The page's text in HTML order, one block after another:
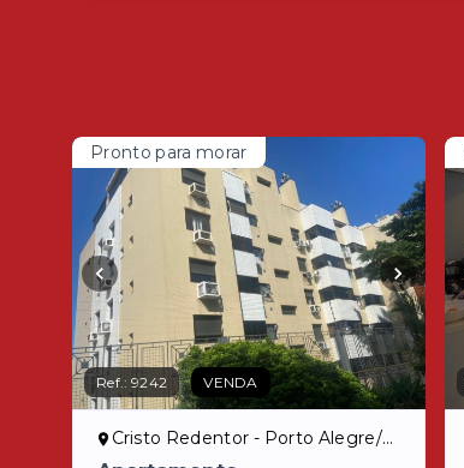
Pronto para morar
Ref.:9242 VENDA
Cristo Redentor - Porto Alegre/RS